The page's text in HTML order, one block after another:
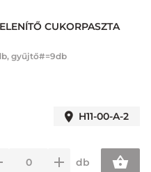
CUKORPASZTA
gyűjtő#=9db
H11-00-A-2
db